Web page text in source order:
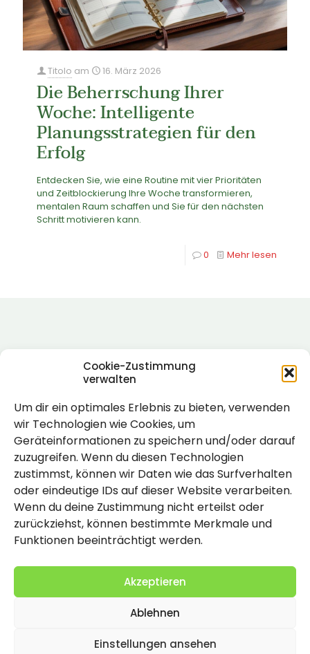
Cookie-Zustimmung
verwalten
Um dir ein optimales Erlebnis zu bieten, verwenden
wir Technologien wie Cookies, um
Geräteinformationen zu speichern und/oder darauf
zuzugreifen. Wenn du diesen Technologien
zustimmst, können wir Daten wie das Surfverhalten
oder eindeutige IDs auf dieser Website verarbeiten.
Wenn du deine Zustimmung nicht erteilst oder
zurückziehst, können bestimmte Merkmale und
Funktionen beeinträchtigt werden.
Akzeptieren
Ablehnen
Einstellungen ansehen
Titolo am 16. März 2026
Die Beherrschung Ihrer
Woche: Intelligente
Planungsstrategien für den
Erfolg
Entdecken Sie, wie eine Routine mit vier Prioritäten
und Zeitblockierung Ihre Woche transformieren,
mentalen Raum schaffen und Sie für den nächsten
Schritt motivieren kann.
0 Mehr lesen
Rechtlich
Impressum
Datenschutzerklärung
Cookie-Richtlinie (EU)